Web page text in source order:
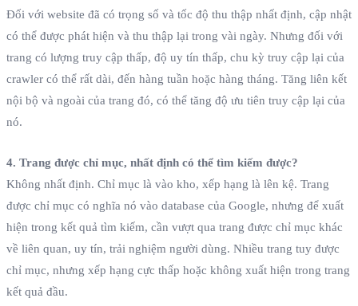
Đối với website đã có trọng số và tốc độ thu thập nhất định, cập nhật
có thể được phát hiện và thu thập lại trong vài ngày. Nhưng đối với
trang có lượng truy cập thấp, độ uy tín thấp, chu kỳ truy cập lại của
crawler có thể rất dài, đến hàng tuần hoặc hàng tháng. Tăng liên kết
nội bộ và ngoài của trang đó, có thể tăng độ ưu tiên truy cập lại của
nó.
4. Trang được chỉ mục, nhất định có thể tìm kiếm được?
Không nhất định. Chỉ mục là vào kho, xếp hạng là lên kệ. Trang
được chỉ mục có nghĩa nó vào database của Google, nhưng để xuất
hiện trong kết quả tìm kiếm, cần vượt qua trang được chỉ mục khác
về liên quan, uy tín, trải nghiệm người dùng. Nhiều trang tuy được
chỉ mục, nhưng xếp hạng cực thấp hoặc không xuất hiện trong trang
kết quả đầu.